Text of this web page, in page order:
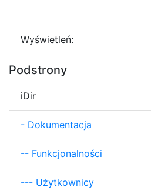
Wyświetleń:
Podstrony
iDir
- Dokumentacja
-- Funkcjonalności
--- Użytkownicy